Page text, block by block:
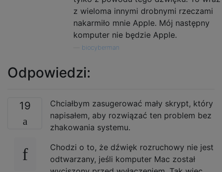
z wieloma innymi drobnymi rzeczami
nakarmiło mnie Apple. Mój następny
komputer nie będzie Apple.
biocyberman
Odpowiedzi:
19
Chciałbym zasugerować mały skrypt, który
napisałem, aby rozwiązać ten problem bez
zhakowania systemu.
Chodzi o to, że dźwięk rozruchowy nie jest
odtwarzany, jeśli komputer Mac został